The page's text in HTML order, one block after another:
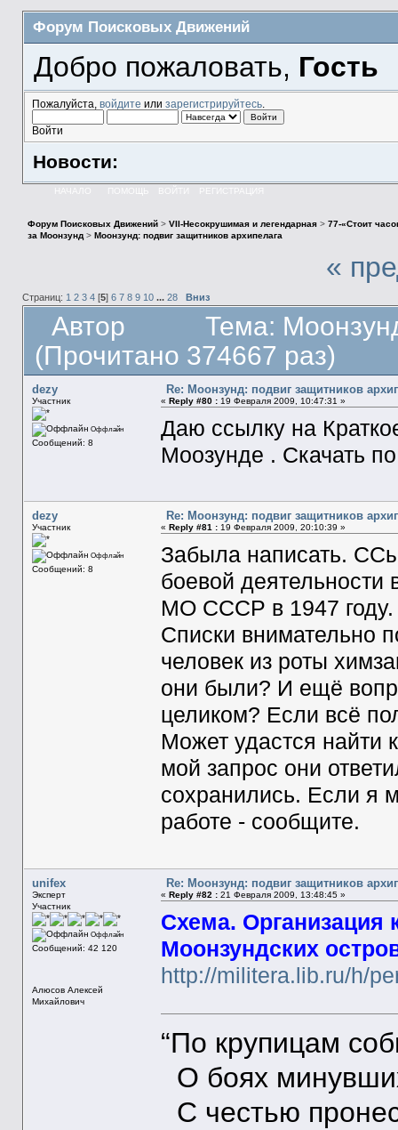
Форум Поисковых Движений
Добро пожаловать, Гость
Пожалуйста, войдите или зарегистрируйтесь.
Войти
Новости:
НАЧАЛО ПОМОЩЬ ВОЙТИ РЕГИСТРАЦИЯ
Форум Поисковых Движений> VII-Несокрушимая и легендарная> 77-«Стоит
за Моонзунд> Моонзунд: подвиг защитников архипелага
«
Страниц: 1 2 3 4[5] 6 7 8 9 10 ... 28 Вниз
Автор
Тема:
(Прочитано 374667 раз)
dezy
Участник
Оффлайн
Сообщений: 8
Re: Моонзунд: подвиг защитников
« Reply #80 :19 Февраля 2009, 10:47:31 »
Даю ссылку на
Моозунде . Скачать
dezy
Участник
Оффлайн
Сообщений: 8
Re: Моонзунд: подвиг защитников
« Reply #81 :19 Февраля 2009, 20:10:39 »
Забыла написать.
боевой
МО СССР в 1947 году.
Списки внимательно
человек из роты
они были? И ещё
целиком? Если всё
Может удастся найти
мой запрос они
сохранились. Если я
работе - сообщите.
unifex
Эксперт
Участник
Оффлайн
Сообщений: 42 120
Алюсов Алексей
Михайлович
Re: Моонзунд: подвиг защитников
« Reply #82 :21 Февраля 2009, 13:48:45 »
Схема. Организация
Моонзундских
http://militera.lib.ru/h/
“По крупицам
О боях
С честью